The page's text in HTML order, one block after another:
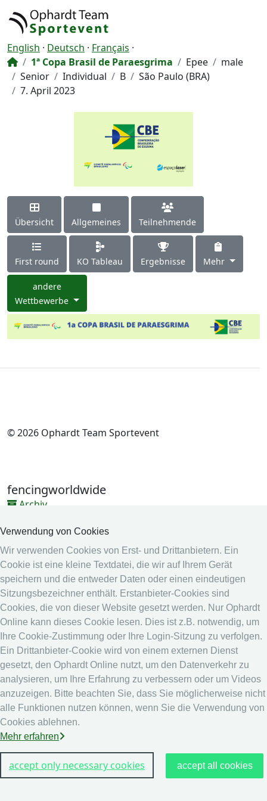
Verwendung von Cookies
Wir verwenden Cookies von Erst- und Drittanbietern. Ein
Cookie ist eine kleine Textdatei, die wir auf Ihrem Gerät
speichern und die entweder Daten oder einen eindeutigen
Sitzungsbezeichner enthält. Erstanbieter-Cookies sind
Cookies, die von dieser Website gesetzt werden. Nur Ophardt
Online kann dieses Cookie lesen. Dies ist z.B. notwendig, um
Ihre Cookie-Zustimmung oder Ihre Login-Sitzung zu verfolgen.
Ein Drittanbieter-Cookie wird von einem externen Dienst
gesetzt, den Ophardt Online nutzt, um den Datenverkehr zu
analysieren, um Ihre Erfahrung zu verbessern oder um Videos
anzuzeigen. Bitte beachten Sie, dass Sie möglicherweise nicht
alle Funktionen nutzen können, wenn Sie die Verwendung von
Cookies ablehnen.
Mehr erfahren
accept only necessary cookies accept all cookies
English · Deutsch · Français ·
1ª Copa Brasil de Paraesgrima
Epee
male
Senior
Individual B
São Paulo (BRA)
7. April 2023
Übersicht Allgemeines Teilnehmende
First round KO Tableau Ergebnisse Mehr
andere
Wettbewerbe
© 2026 Ophardt Team Sportevent
fencingworldwide
Archiv
Online System
Online System
Kalender
Rangliste
Rechtshinweis
Datenschutz
Impressum
andere
Live Ergebnisse: Fechten